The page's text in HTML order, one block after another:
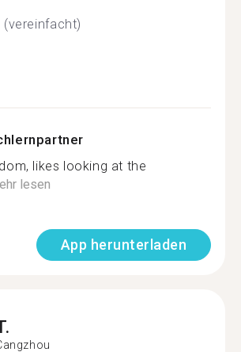
(vereinfacht)
likes looking at the
lesen
App herunterladen